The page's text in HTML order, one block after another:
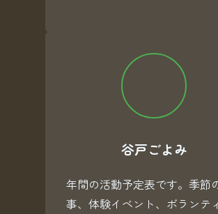
谷戸ごよみ
年間の活動予定表です。季節
事、体験イベント、ボランテ